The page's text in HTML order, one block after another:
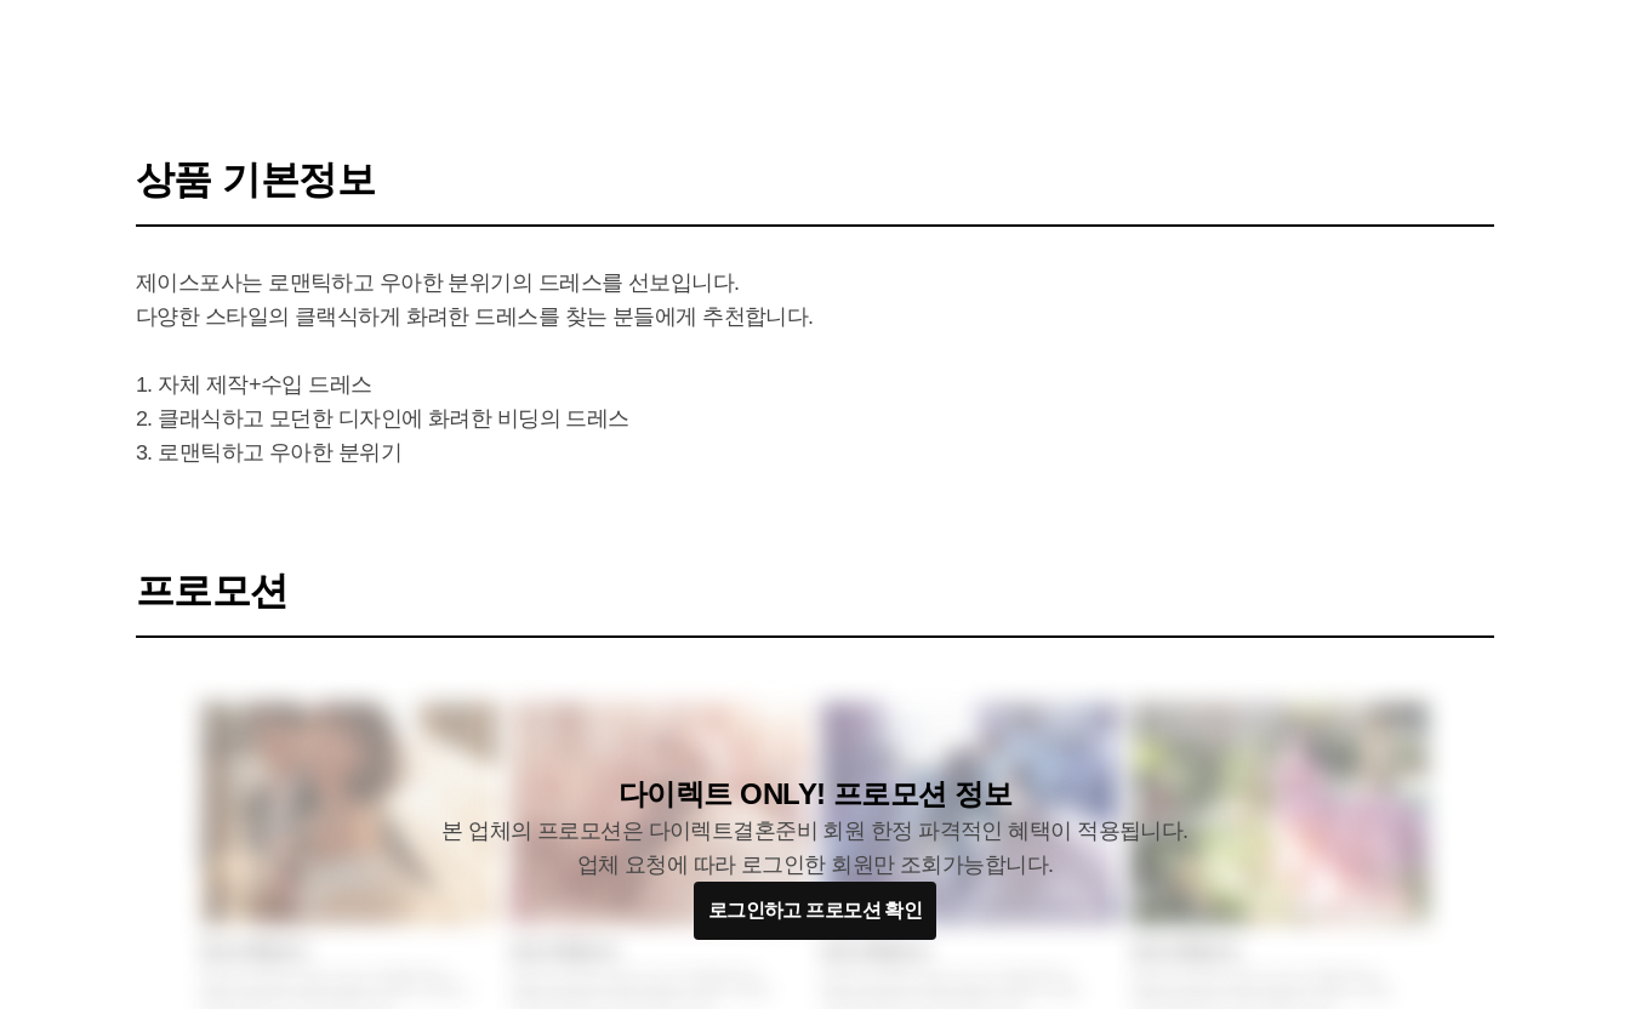
상품 기본정보
제이스포사는 로맨틱하고 우아한 분위기의 드레스를 선보입니다.
다양한 스타일의 클랙식하게 화려한 드레스를 찾는 분들에게 추천합니다.
1. 자체 제작+수입 드레스
2. 클래식하고 모던한 디자인에 화려한 비딩의 드레스
3. 로맨틱하고 우아한 분위기
프로모션
다이렉트 ONLY! 프로모션 정보
본 업체의 프로모션은 다이렉트결혼준비 회원 한정 파격적인 혜택이 적용됩니다.
업체 요청에 따라 로그인한 회원만 조회가능합니다.
로그인하고 프로모션 확인